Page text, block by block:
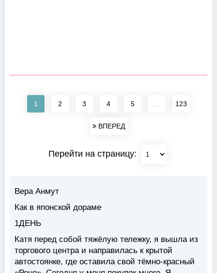
1 2 3 4 5 123
ВПЕРЕД
Перейти на страницу:
Вера Анмут
Как в японской дораме
1ДЕНЬ
Катя перед собой тяжёлую тележку, я вышла из
торгового центра и направилась к крытой
автостоянке, где оставила свой тёмно-красный